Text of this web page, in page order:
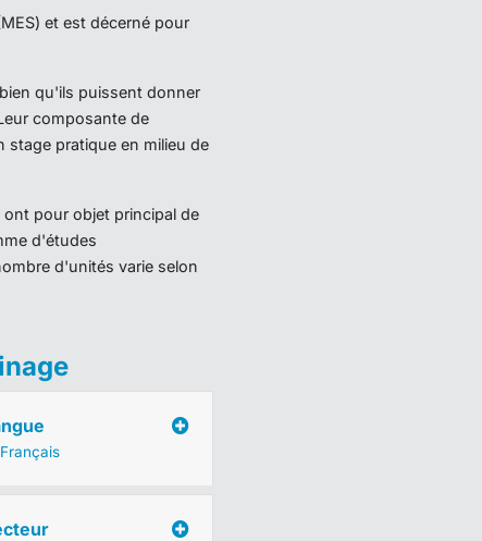
et est décerné pour
qu'ils puissent donner
composante de
pratique en milieu de
pour objet principal de
d'études
d'unités varie selon
Français